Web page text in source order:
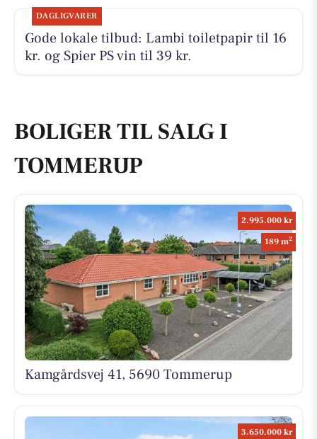
DAGLIGVARER
Gode lokale tilbud: Lambi toiletpapir til 16
kr. og Spier PS vin til 39 kr.
BOLIGER TIL SALG I
TOMMERUP
2.995.000 kr
189 m2
Kamgårdsvej 41, 5690 Tommerup
3.650.000 kr